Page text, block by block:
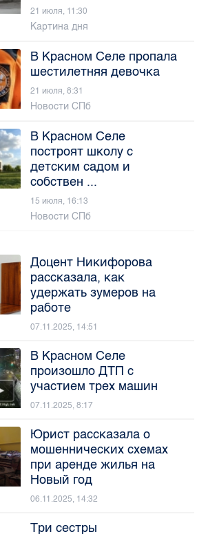
21 июля, 11:30
Картина дня
В Красном Селе пропала
шестилетняя девочка
21 июля, 8:31
Новости СПб
В Красном Селе
построят школу с
детским садом и
собствен ...
15 июля, 16:13
Новости СПб
Доцент Никифорова
рассказала, как
удержать зумеров на
работе
07.11.2025, 14:51
В Красном Селе
произошло ДТП с
участием трех машин
07.11.2025, 8:17
Юрист рассказала о
мошеннических схемах
при аренде жилья на
Новый год
06.11.2025, 14:32
Три сестры